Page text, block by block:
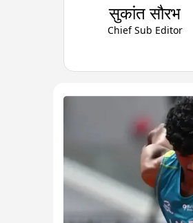
सुकांत सौरभ
Chief Sub Editor